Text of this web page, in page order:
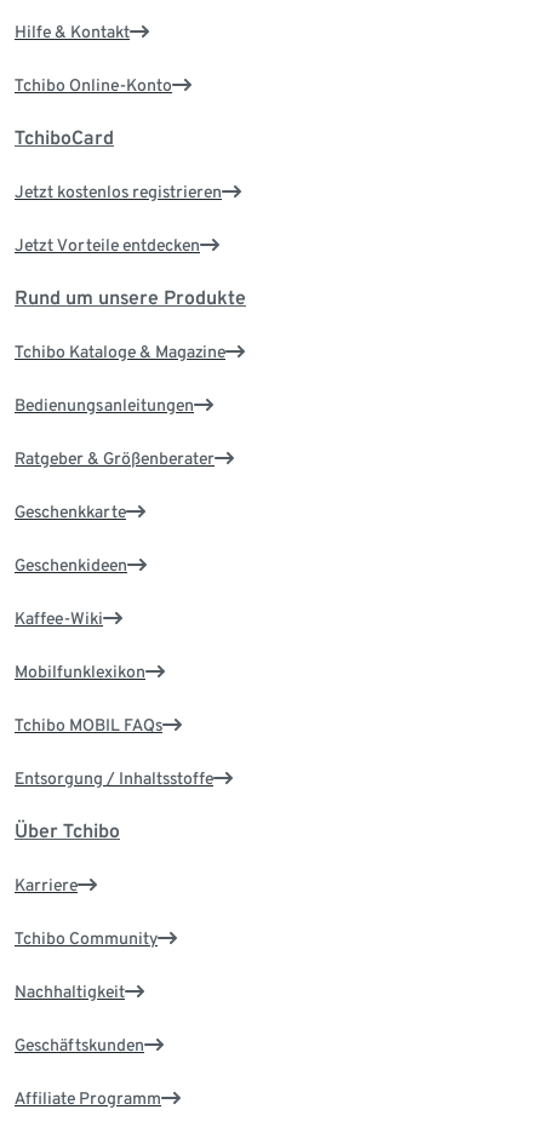
Hilfe & Kontakt
Tchibo Online-Konto
TchiboCard
Jetzt kostenlos registrieren
Jetzt Vorteile entdecken
Rund um unsere Produkte
Tchibo Kataloge & Magazine
Bedienungsanleitungen
Ratgeber & Größenberater
Geschenkkarte
Geschenkideen
Kaffee-Wiki
Mobilfunklexikon
Tchibo MOBIL FAQs
Entsorgung / Inhaltsstoffe
Über Tchibo
Karriere
Tchibo Community
Nachhaltigkeit
Geschäftskunden
Affiliate Programm